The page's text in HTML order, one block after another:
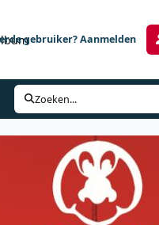
gebruiker? Aanmelden
Zoeken...